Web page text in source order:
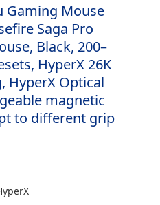
Gaming Mouse
Saga Pro
Black, 200–
HyperX 26K
HyperX Optical
magnetic
to different grip